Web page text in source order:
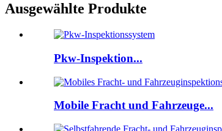
Ausgewählte Produkte
Pkw-Inspektion...
Mobile Fracht und Fahrzeuge...